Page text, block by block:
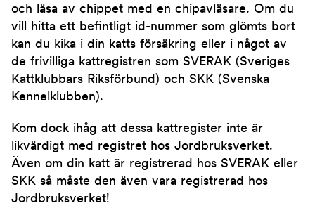
och läsa av chippet med en chipavläsare. Om du
vill hitta ett befintligt id-nummer som glömts bort
kan du kika i din katts försäkring eller i något av
de frivilliga kattregistren som SVERAK (Sveriges
Kattklubbars Riksförbund) och SKK (Svenska
Kennelklubben).
Kom dock ihåg att dessa kattregister inte är
likvärdigt med registret hos Jordbruksverket.
Även om din katt är registrerad hos SVERAK eller
SKK så måste den även vara registrerad hos
Jordbruksverket!